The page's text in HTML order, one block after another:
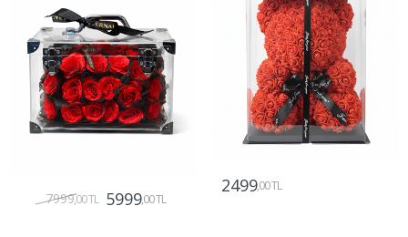
7999,00 TL 5999,00 TL
2499,00 TL